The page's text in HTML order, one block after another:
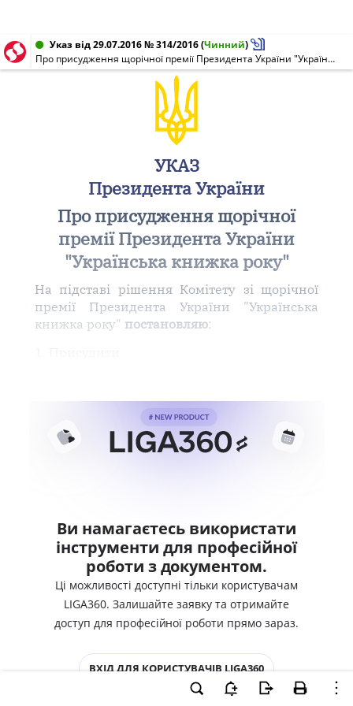
Указ від 29.07.2016 № 314/2016(Чинний)
Про присудження щорічної премії Президента України "Українська книжка року"
УКАЗ
Президента України
Про присудження щорічної
премії Президента України
"Українська книжка року"
На підставі рішення Комітету зі щорічної
премії Президента України "Українська
книжка року" постановляю:
Ви намагаєтесь використати
інструменти для професійної
роботи з документом.
Ці можливості доступні тільки користувачам
LIGA360. Залишайте заявку та отримайте
доступ для професійної роботи прямо зараз.
ВХІД ДЛЯ КОРИСТУВАЧІВ LIGA360
ХОЧУ СПРОБУВАТИ LIGA360 - ОТРИМАТИ